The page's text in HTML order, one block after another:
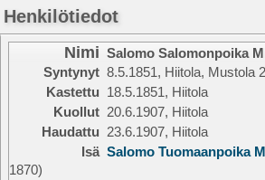
Henkilötiedot
Nimi Salomo Salomonpoika
Syntynyt 8.5.1851, Hiitola, Mustola
Kastettu 18.5.1851, Hiitola
Kuollut 20.6.1907, Hiitola
Haudattu 23.6.1907, Hiitola
Isä Salomo Tuomaanpoika
1870)